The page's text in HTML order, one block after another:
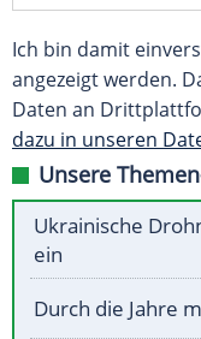
Ich bin damit
angezeigt werden.
Daten an
dazu in unseren
Unsere
Ukrainische
ein
Durch die Jahre